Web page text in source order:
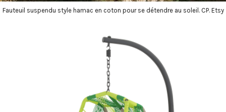
Fauteuil suspendu style hamac en coton pour se détendre au soleil. CP. Etsy